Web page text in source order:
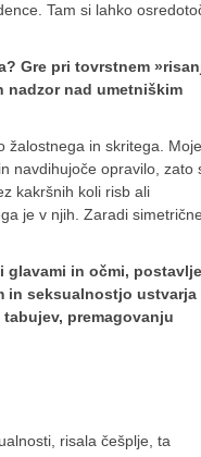
Tam si lahko
Gre pri tovrstnem
nadzor nad umetniškim
žalostnega in skritega. Moje
navdihujoče opravilo, zato
kakršnih koli risb ali
je v njih. Zaradi
glavami in očmi,
in seksualnostjo ustvarja
premagovanju
risala češplje, ta